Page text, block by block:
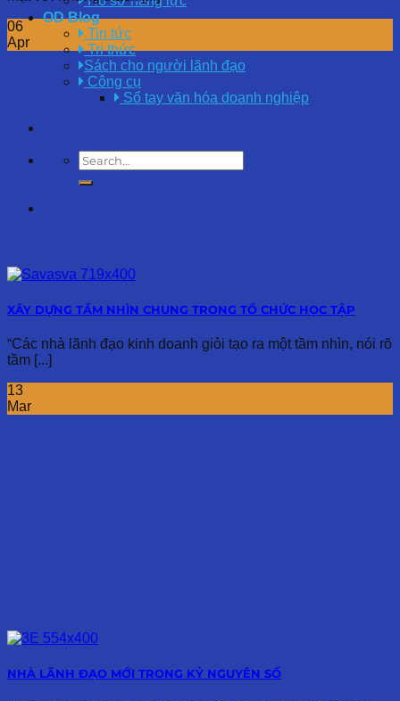
OD Blog
Tin tức
Tri thức
Sách cho người lãnh đạo
Công cụ
Sổ tay văn hóa doanh nghiệp
06
Apr
XÂY DỰNG TẦM NHÌN CHUNG TRONG TỔ CHỨC HỌC TẬP
“Các nhà lãnh đạo kinh doanh giỏi tạo ra một tầm nhìn, nói rõ
tầm [...]
13
Mar
NHÀ LÃNH ĐẠO MỚI TRONG KỶ NGUYÊN SỐ